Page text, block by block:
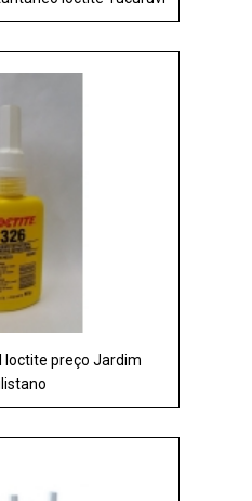
loctite preço Jardim